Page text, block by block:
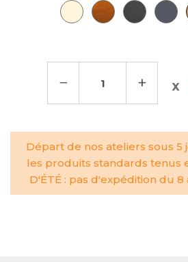
− +
Départ de nos ateliers sous
les produits standards tenus
D'ÉTÉ : pas d'expédition du 8